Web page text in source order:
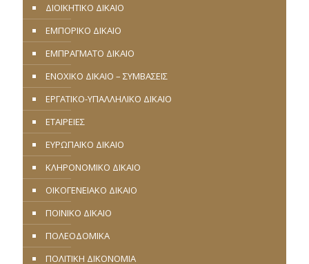
ΔΙΟΙΚΗΤΙΚΟ ΔΙΚΑΙΟ
ΕΜΠΟΡΙΚΟ ΔΙΚΑΙΟ
ΕΜΠΡΑΓΜΑΤΟ ΔΙΚΑΙΟ
ΕΝΟΧΙΚΟ ΔΙΚΑΙΟ – ΣΥΜΒΑΣΕΙΣ
ΕΡΓΑΤΙΚΟ-ΥΠΑΛΛΗΛΙΚΟ ΔΙΚΑΙΟ
ΕΤΑΙΡΕΙΕΣ
ΕΥΡΩΠΑΪΚΟ ΔΙΚΑΙΟ
ΚΛΗΡΟΝΟΜΙΚΟ ΔΙΚΑΙΟ
ΟΙΚΟΓΕΝΕΙΑΚΟ ΔΙΚΑΙΟ
ΠΟΙΝΙΚΟ ΔΙΚΑΙΟ
ΠΟΛΕΟΔΟΜΙΚΑ
ΠΟΛΙΤΙΚΗ ΔΙΚΟΝΟΜΙΑ